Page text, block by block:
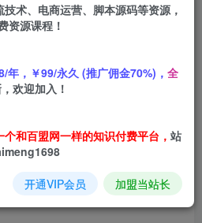
立即购买
全流程，一天2小时，小白0粉就
术、电商运营、脚本源码等资源，
资源课程！
年，￥99/永久 (推广佣金70%)， 全
欢迎加入！
和百盟网一样的知识付费平台， 站
开通VIP会员 加盟当站长